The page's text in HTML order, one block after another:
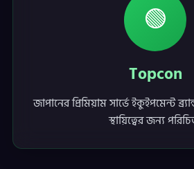
🟢
Topcon
জাপানের প্রিমিয়াম সার্ভে ইকুইপমেন্ট
স্থায়িত্বের জন্য